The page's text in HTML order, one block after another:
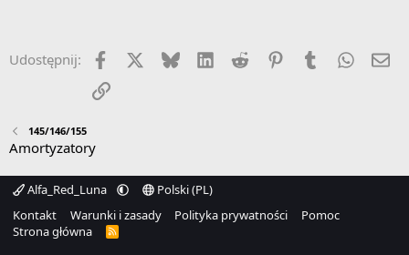
Udostępnij: Facebook Bluesky LinkedInReddit PinterestTumblr
Link
145/146/155
Amortyzatory
Alfa_Red_Luna
Polski (PL)
Kontakt
Warunki i zasady Polityka prywatności
Pomoc
Strona główna
R